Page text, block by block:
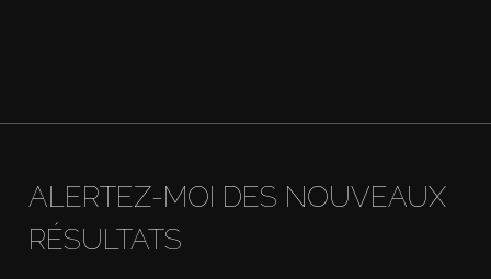
ALERTEZ-MOI DES NOUVEAUX
RÉSULTATS